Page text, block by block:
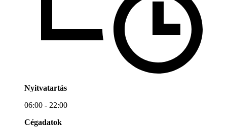
Nyitvatartás
06:00 - 22:00
Cégadatok